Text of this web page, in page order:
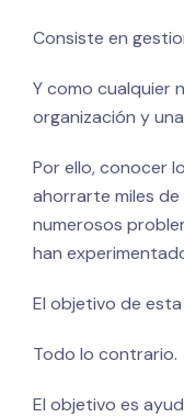
Consiste en
Y como cualquier
organización y
Por ello, conocer
ahorrarte miles
numerosos
han
El objetivo de
Todo lo contrario.
El objetivo es